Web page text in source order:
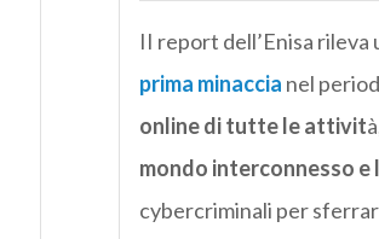
II report dell’Enisa
prima minaccia nel
online di tutte le attivit
mondo interconnesso e
cybercriminali per